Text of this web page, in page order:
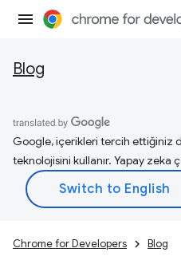
Blog
Google, içerikleri tercih ettiğiniz
teknolojisini kullanır. Yapay zeka
Chrome for Developers Blog